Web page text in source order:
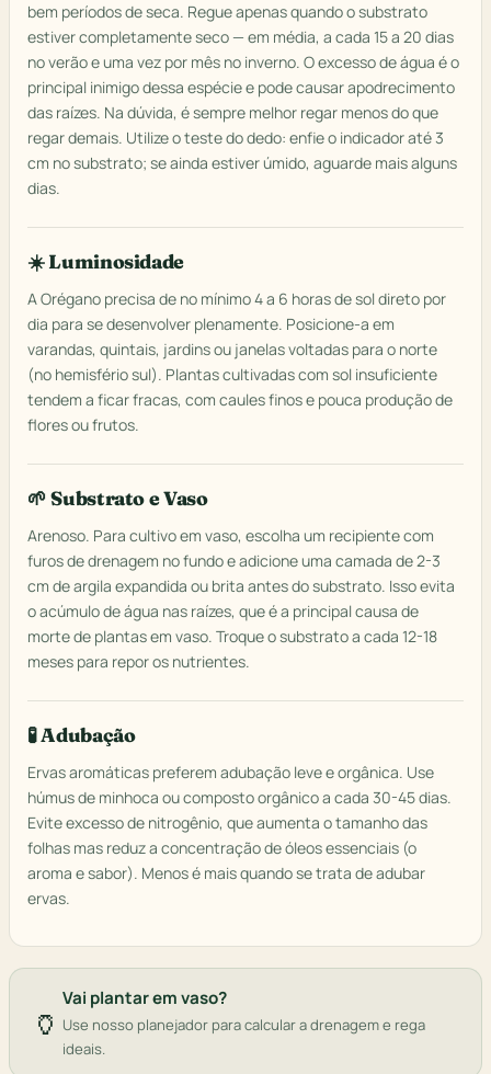
bem períodos de seca. Regue apenas quando o substrato
estiver completamente seco — em média, a cada 15 a 20 dias
no verão e uma vez por mês no inverno. O excesso de água é o
principal inimigo dessa espécie e pode causar apodrecimento
das raízes. Na dúvida, é sempre melhor regar menos do que
regar demais. Utilize o teste do dedo: enfie o indicador até 3
cm no substrato; se ainda estiver úmido, aguarde mais alguns
dias.
☀️ Luminosidade
A Orégano precisa de no mínimo 4 a 6 horas de sol direto por
dia para se desenvolver plenamente. Posicione-a em
varandas, quintais, jardins ou janelas voltadas para o norte
(no hemisfério sul). Plantas cultivadas com sol insuficiente
tendem a ficar fracas, com caules finos e pouca produção de
flores ou frutos.
🌱 Substrato e Vaso
Arenoso. Para cultivo em vaso, escolha um recipiente com
furos de drenagem no fundo e adicione uma camada de 2-3
cm de argila expandida ou brita antes do substrato. Isso evita
o acúmulo de água nas raízes, que é a principal causa de
morte de plantas em vaso. Troque o substrato a cada 12-18
meses para repor os nutrientes.
🧪 Adubação
Ervas aromáticas preferem adubação leve e orgânica. Use
húmus de minhoca ou composto orgânico a cada 30-45 dias.
Evite excesso de nitrogênio, que aumenta o tamanho das
folhas mas reduz a concentração de óleos essenciais (o
aroma e sabor). Menos é mais quando se trata de adubar
ervas.
🏺
Vai plantar em vaso?
Use nosso planejador para calcular a drenagem e rega
ideais.